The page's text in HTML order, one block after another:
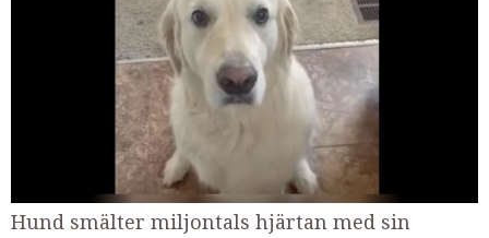
Hund smälter miljontals hjärtan med sin